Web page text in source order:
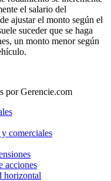
el salario del
ajustar el monto según el
suceder que se haga
un monto menor según
por Gerencie.com
comerciales
acciones
horizontal